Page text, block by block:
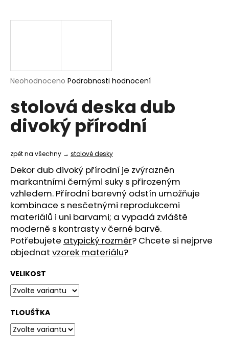
Průměrné
produktu
je
0,0
z
hvězdiček.
Neohodnoceno Podrobnosti hodnocení
stolová deska dub
divoký přírodní
zpět na všechny → stolové desky
Dekor dub divoký přírodní je zvýrazněn
markantními černými suky s přirozeným
vzhledem. Přírodní barevný odstín umožňuje
kombinace s nesčetnými reprodukcemi
materiálů i uni barvami; a vypadá zvláště
moderně s kontrasty v černé barvě.
Potřebujete atypický rozměr? Chcete si nejprve
objednat vzorek materiálu?
VELIKOST
TLOUŠŤKA
j
?
HLEDAT
o
p
o
r
u
č
u
j
m
e
STOLOVÁ
DESKA
KRUHOVÁ